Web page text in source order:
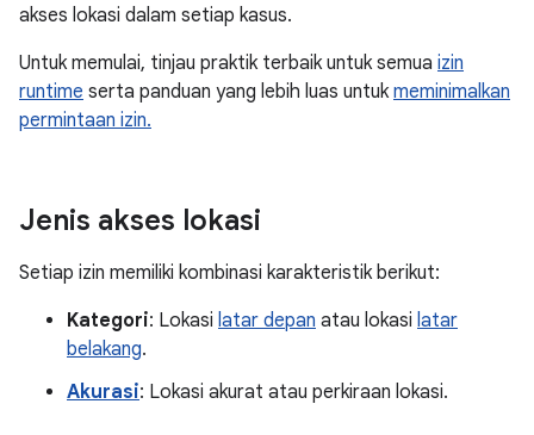
akses lokasi dalam setiap kasus.
Untuk memulai, tinjau praktik terbaik untuk semua izin
runtime serta panduan yang lebih luas untuk meminimalkan
permintaan izin.
Jenis akses lokasi
Setiap izin memiliki kombinasi karakteristik berikut:
Kategori: Lokasi latar depan atau lokasi latar
belakang.
Akurasi: Lokasi akurat atau perkiraan lokasi.